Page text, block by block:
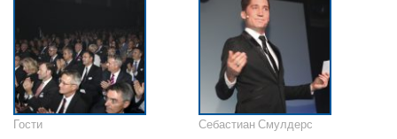
Гости Себастиан Смулдерс